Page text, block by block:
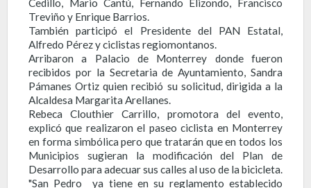
Treviño y Enrique Barrios.
También participó el Presidente del PAN Estatal,
Alfredo Pérez y ciclistas regiomontanos.
Arribaron a Palacio de Monterrey donde fueron
recibidos por la Secretaria de Ayuntamiento, Sandra
Pámanes Ortiz quien recibió su solicitud, dirigida a la
Alcaldesa Margarita Arellanes.
Rebeca Clouthier Carrillo, promotora del evento,
explicó que realizaron el paseo ciclista en Monterrey
en forma simbólica pero que tratarán que en todos los
Municipios sugieran la modificación del Plan de
Desarrollo para adecuar sus calles al uso de la bicicleta.
"San Pedro ya tiene en su reglamento establecido